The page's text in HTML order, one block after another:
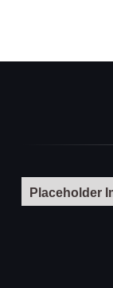
Placeholder